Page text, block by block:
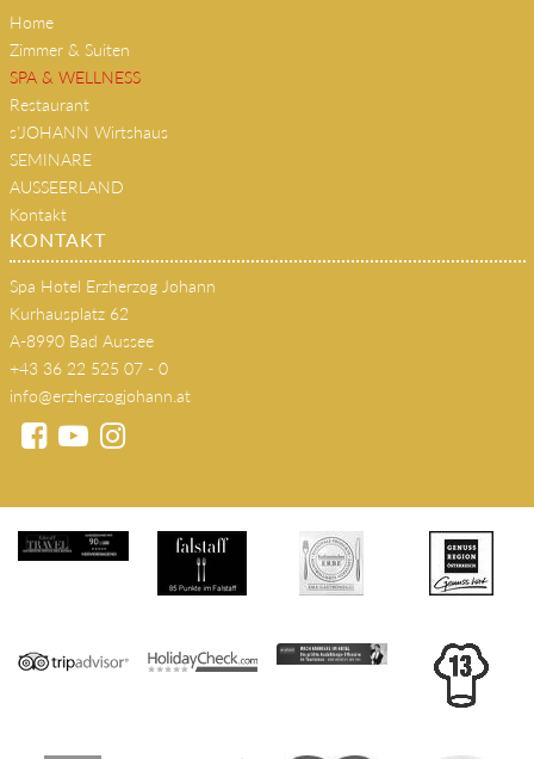
Home
Zimmer & Suiten
SPA & WELLNESS
Restaurant
s'JOHANN Wirtshaus
SEMINARE
AUSSEERLAND
Kontakt
KONTAKT
Spa Hotel Erzherzog Johann
Kurhausplatz 62
A-8990 Bad Aussee
+43 36 22 525 07 - 0
info@erzherzogjohann.at